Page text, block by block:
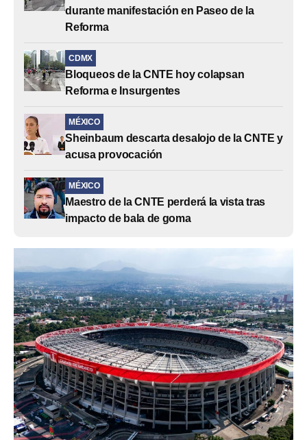
durante manifestación en Paseo de la
Reforma
CDMX
Bloqueos de la CNTE hoy colapsan
Reforma e Insurgentes
MÉXICO
Sheinbaum descarta desalojo de la CNTE y
acusa provocación
MÉXICO
Maestro de la CNTE perderá la vista tras
impacto de bala de goma